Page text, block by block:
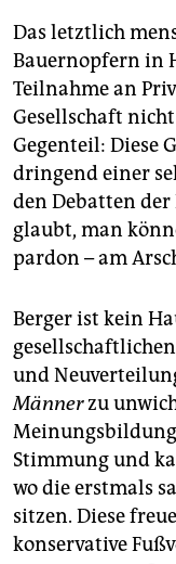
Das letztlich
Bauernopfern in
Teilnahme an
Gesellschaft
Gegenteil: Diese
dringend einer
den Debatten der
glaubt, man
pardon – am
Berger ist kein
und
Männerzu
Stimmung und
wo die erstmals
sitzen. Diese
konservative